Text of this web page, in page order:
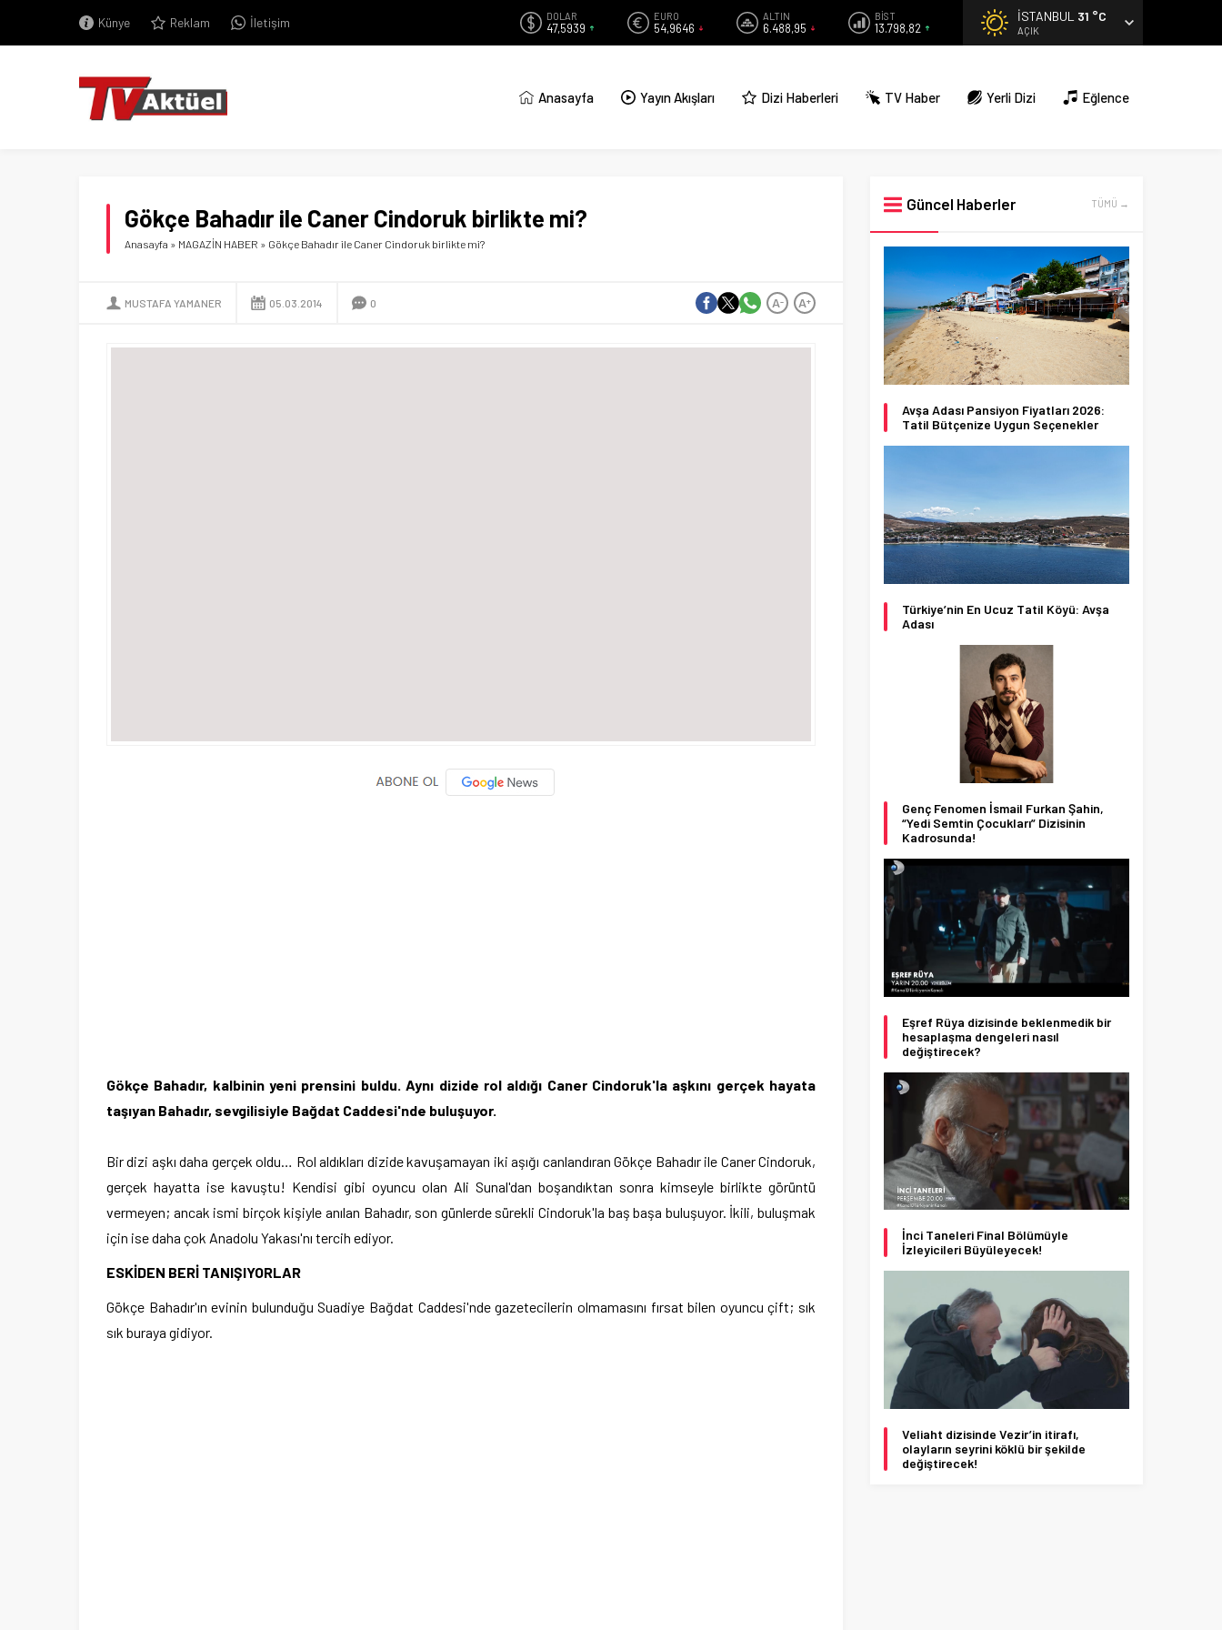
Künye Reklam İletişim DOLAR
47,5939
EURO
54,9646
ALTIN
6.488,95
BİST
13.798,82
İSTANBUL 31 °C
AÇIK
Anasayfa Yayın Akışları Dizi Haberleri TV Haber Yerli Dizi Eğlence
Gökçe Bahadır ile Caner Cindoruk birlikte mi?
Anasayfa » MAGAZİN HABER » Gökçe Bahadır ile Caner Cindoruk birlikte mi?
MUSTAFA YAMANER 05.03.2014 0 A+
A-
Gökçe Bahadır, kalbinin yeni prensini buldu. Aynı dizide rol aldığı Caner Cindoruk'la aşkını gerçek hayata
taşıyan Bahadır, sevgilisiyle Bağdat Caddesi'nde buluşuyor.
Bir dizi aşkı daha gerçek oldu… Rol aldıkları dizide kavuşamayan iki aşığı canlandıran Gökçe Bahadır ile Caner Cindoruk,
gerçek hayatta ise kavuştu! Kendisi gibi oyuncu olan Ali Sunal'dan boşandıktan sonra kimseyle birlikte görüntü
vermeyen; ancak ismi birçok kişiyle anılan Bahadır, son günlerde sürekli Cindoruk'la baş başa buluşuyor. İkili, buluşmak
için ise daha çok Anadolu Yakası'nı tercih ediyor.
ESKİDEN BERİ TANIŞIYORLAR
Gökçe Bahadır'ın evinin bulunduğu Suadiye Bağdat Caddesi'nde gazetecilerin olmamasını fırsat bilen oyuncu çift; sık
sık buraya gidiyor.
Güncel Haberler TÜMÜ →
Avşa Adası Pansiyon Fiyatları 2026:
Tatil Bütçenize Uygun Seçenekler
Türkiye’nin En Ucuz Tatil Köyü: Avşa
Adası
Genç Fenomen İsmail Furkan Şahin,
“Yedi Semtin Çocukları” Dizisinin
Kadrosunda!
Eşref Rüya dizisinde beklenmedik bir
hesaplaşma dengeleri nasıl
değiştirecek?
İnci Taneleri Final Bölümüyle
İzleyicileri Büyüleyecek!
Veliaht dizisinde Vezir’in itirafı,
olayların seyrini köklü bir şekilde
değiştirecek!